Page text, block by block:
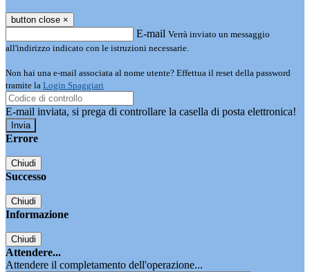
button close ×
E-mail Verrà inviato un messaggio
all'indirizzo indicato con le istruzioni necessarie.
Non hai una e-mail associata al nome utente? Effettua il reset della password
tramite la Login Spaggiari
E-mail inviata, si prega di controllare la casella di posta elettronica!
Errore
Chiudi
Successo
Chiudi
Informazione
Chiudi
Attendere...
Attendere il completamento dell'operazione...